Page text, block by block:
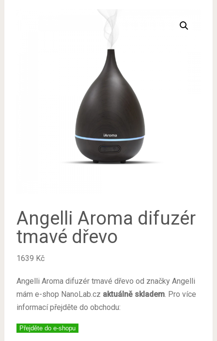
Angelli Aroma difuzér
tmavé dřevo
1639 Kč
Angelli Aroma difuzér tmavé dřevo od značky Angelli
mám e-shop NanoLab.cz aktuálně skladem. Pro více
informací přejděte do obchodu:
Přejděte do e-shopu